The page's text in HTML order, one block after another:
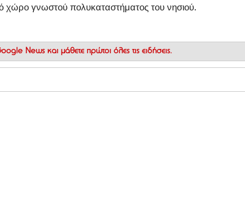
χώρο γνωστού πολυκαταστήματος του νησιού.
News και μάθετε πρώτοι όλες τις ειδήσεις.